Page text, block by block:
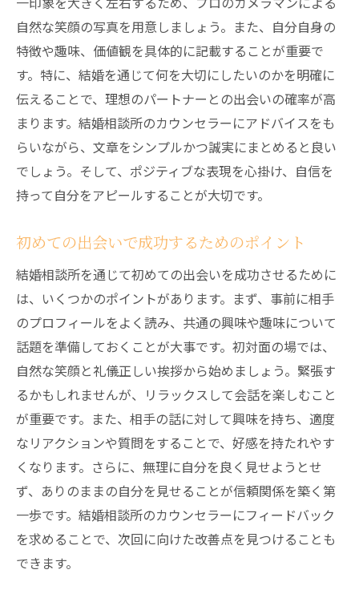
自然な笑顔の写真を用意しましょう。また、自分自身の
特徴や趣味、価値観を具体的に記載することが重要で
す。特に、結婚を通じて何を大切にしたいのかを明確に
伝えることで、理想のパートナーとの出会いの確率が高
まります。結婚相談所のカウンセラーにアドバイスをも
らいながら、文章をシンプルかつ誠実にまとめると良い
でしょう。そして、ポジティブな表現を心掛け、自信を
持って自分をアピールすることが大切です。
初めての出会いで成功するためのポイント
結婚相談所を通じて初めての出会いを成功させるために
は、いくつかのポイントがあります。まず、事前に相手
のプロフィールをよく読み、共通の興味や趣味について
話題を準備しておくことが大事です。初対面の場では、
自然な笑顔と礼儀正しい挨拶から始めましょう。緊張す
るかもしれませんが、リラックスして会話を楽しむこと
が重要です。また、相手の話に対して興味を持ち、適度
なリアクションや質問をすることで、好感を持たれやす
くなります。さらに、無理に自分を良く見せようとせ
ず、ありのままの自分を見せることが信頼関係を築く第
一歩です。結婚相談所のカウンセラーにフィードバック
を求めることで、次回に向けた改善点を見つけることも
できます。